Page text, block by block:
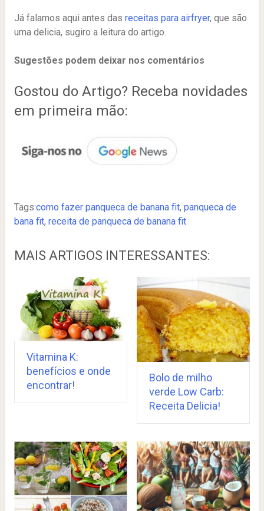
Já falamos aqui antes das receitas para airfryer, que são
uma delicia, sugiro a leitura do artigo.
Sugestões podem deixar nos comentários
Gostou do Artigo? Receba novidades
em primeira mão:
Tags:como fazer panqueca de banana fit, panqueca de
bana fit, receita de panqueca de banana fit
MAIS ARTIGOS INTERESSANTES:
Vitamina K:
benefícios e onde
encontrar!
Bolo de milho
verde Low Carb:
Receita Delicia!